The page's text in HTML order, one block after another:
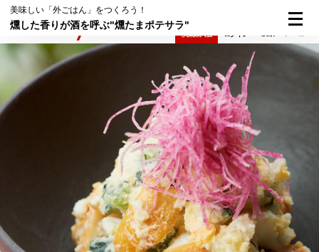
美味しい「外ごはん」をつくろう！
燻した香りが酒を呼ぶ"燻たまポテサラ"